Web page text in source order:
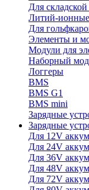
Для
Литий-
Для
Элементы и
Модули для
Наборный
Логгеры
BMS
BMS G1
BMS mini
Зарядные
Зарядные
Для 12V
Для 24V
Для 36V
Для 48V
Для 72V